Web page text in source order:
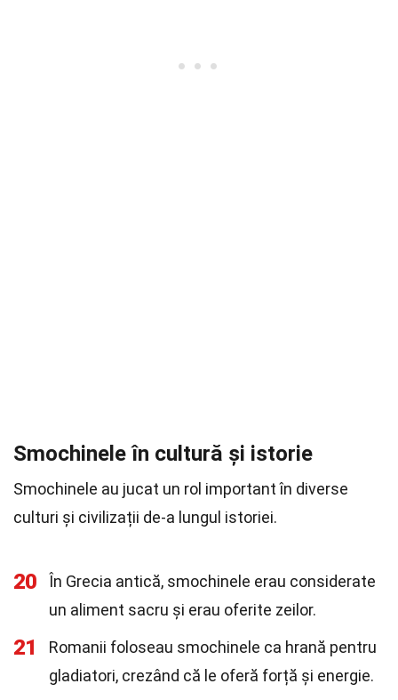
Smochinele în cultură și istorie
Smochinele au jucat un rol important în diverse
culturi și civilizații de-a lungul istoriei.
20
În Grecia antică, smochinele erau considerate
un aliment sacru și erau oferite zeilor.
21
Romanii foloseau smochinele ca hrană pentru
gladiatori, crezând că le oferă forță și energie.